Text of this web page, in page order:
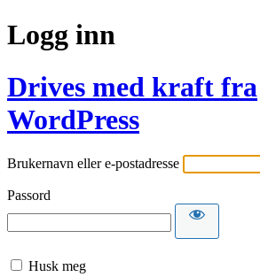
Logg inn
Drives med kraft fra
WordPress
Brukernavn eller e-postadresse
Passord
Husk meg